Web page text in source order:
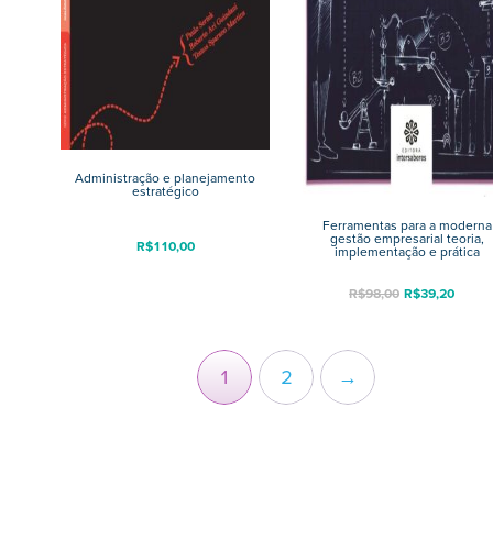
Administração e planejamento
estratégico
R$110,00
Ferramentas para a moderna
gestão empresarial teoria,
implementação e prática
R$98,00 R$39,20
1 2 →